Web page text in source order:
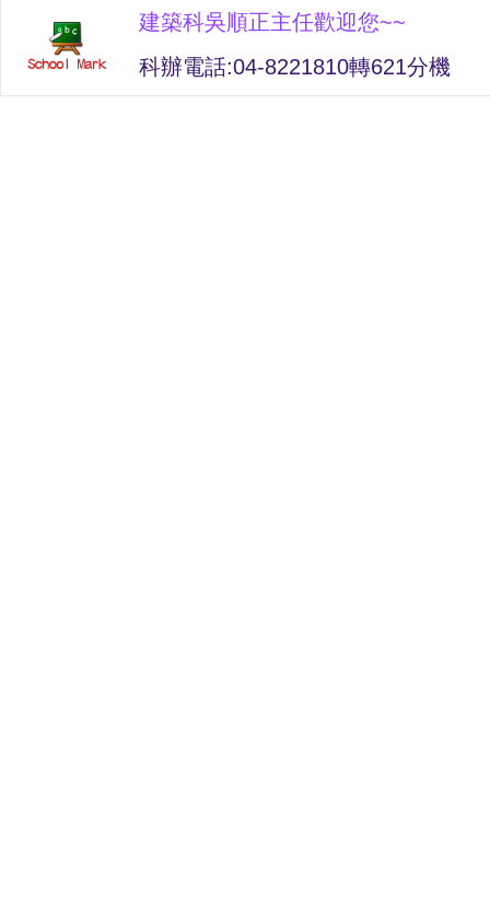
建築科吳順正主任歡迎您~~
科辦電話:04-8221810轉621分機